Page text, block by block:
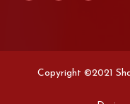
Copyright ©2021